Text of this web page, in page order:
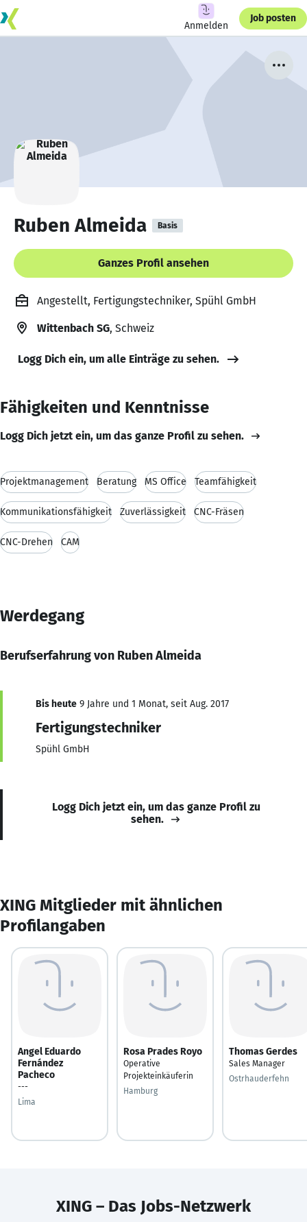
Anmelden
Job posten
Ruben Almeida Basis
Ganzes Profil ansehen
Angestellt, Fertigungstechniker, Spühl GmbH
Wittenbach SG, Schweiz
Logg Dich ein, um alle Einträge zu sehen.
Fähigkeiten und Kenntnisse
Logg Dich jetzt ein, um das ganze Profil zu sehen.
Projektmanagement Beratung MS Office Teamfähigkeit
Kommunikationsfähigkeit Zuverlässigkeit CNC-Fräsen
CNC-Drehen CAM
Werdegang
Berufserfahrung von Ruben Almeida
Bis heute 9 Jahre und 1 Monat, seit Aug. 2017
Fertigungstechniker
Spühl GmbH
Logg Dich jetzt ein, um das ganze Profil zu
sehen.
XING Mitglieder mit ähnlichen
Profilangaben
Angel Eduardo
Fernández
Pacheco
---
Lima
Rosa Prades Royo
Operative
Projekteinkäuferin
Hamburg
Thomas Gerdes
Sales Manager
Ostrhauderfehn
XING – Das Jobs-Netzwerk